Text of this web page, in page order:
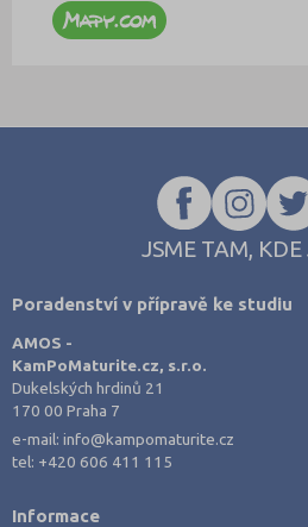
JSME TAM, KDE
Poradenství v přípravě ke studiu
AMOS -
KamPoMaturite.cz, s.r.o.
Dukelských hrdinů 21
170 00 Praha 7
e-mail:info@kampomaturite.cz
tel: +420 606 411 115
Informace